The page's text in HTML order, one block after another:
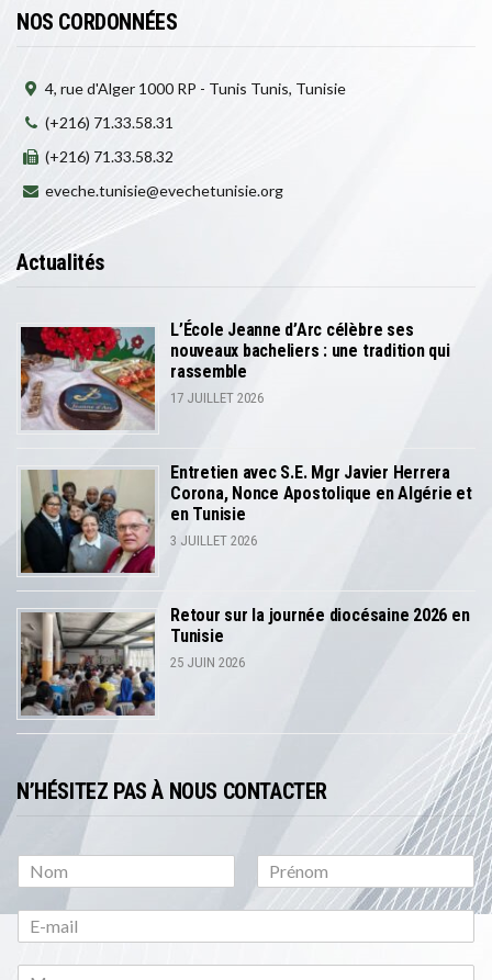
NOS CORDONNÉES
4, rue d'Alger 1000 RP - Tunis Tunis, Tunisie
(+216) 71.33.58.31
(+216) 71.33.58.32
eveche.tunisie@evechetunisie.org
Actualités
L’École Jeanne d’Arc célèbre ses
nouveaux bacheliers : une tradition qui
rassemble
17 JUILLET 2026
Entretien avec S.E. Mgr Javier Herrera
Corona, Nonce Apostolique en Algérie et
en Tunisie
3 JUILLET 2026
Retour sur la journée diocésaine 2026 en
Tunisie
25 JUIN 2026
N’HÉSITEZ PAS À NOUS CONTACTER
r
n
o
o